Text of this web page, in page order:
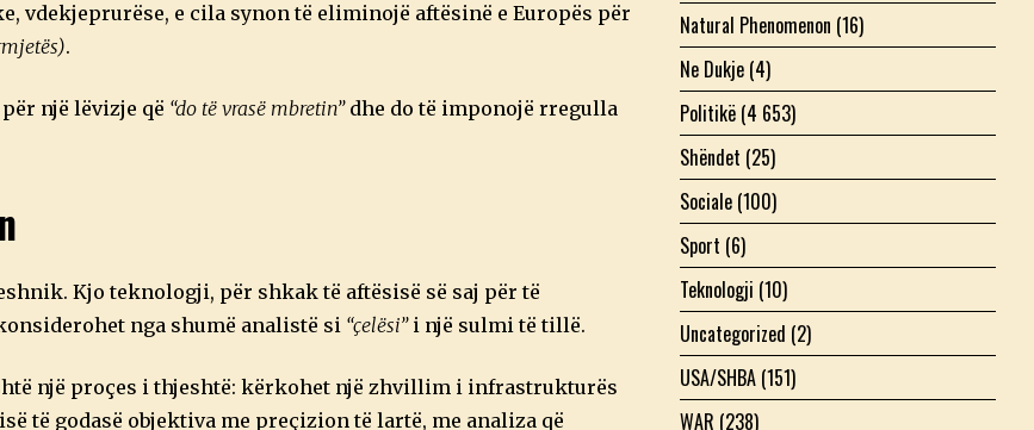
vdekjeprurëse, e cila synon të eliminojë aftësinë e Europës për
.
një lëvizje që “do të vrasë mbretin”dhe do të imponojë rregulla
Kjo teknologji, për shkak të aftësisë së saj për të
nga shumë analistë si “çelësi”i një sulmi të tillë.
një proçes i thjeshtë: kërkohet një zhvillim i infrastrukturës
të godasë objektiva me preçizion të lartë, me analiza që
Natural Phenomenon (16)
Ne Dukje (4)
Politikë (4 653)
Shëndet (25)
Sociale (100)
Sport (6)
Teknologji (10)
Uncategorized (2)
USA/SHBA (151)
WAR (238)